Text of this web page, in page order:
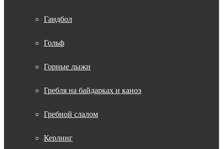
Гандбол
Гольф
Горные лыжи
Гребля на байдарках и каноэ
Гребной слалом
Керлинг